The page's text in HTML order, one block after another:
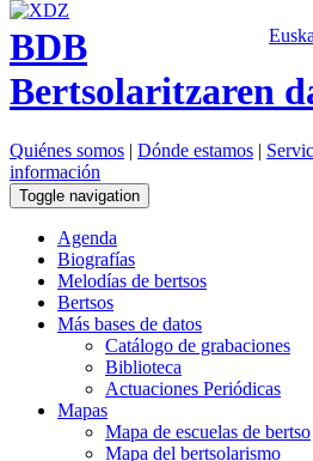
BDB
Bertsolaritzaren
Quiénes somos | Dónde estamos |
información
Toggle navigation
Agenda
Biografías
Melodías de bertsos
Bertsos
Más bases de datos
Catálogo de grabaciones
Biblioteca
Actuaciones Periódicas
Mapas
Mapa de escuelas de bertso
Mapa del bertsolarismo